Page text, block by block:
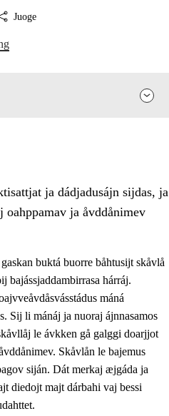
Juoge
ja dádjadusájn sijdas, ja
oahppamav ja åvddånimev
buktá buorre båhtusijt skåvlå
bajássjaddambirrasa hárráj.
máná
Sij li mánáj ja nuoraj ájnnasamos
le ávkken gå galggi doarjjot
Skåvlån le bajemus
siján. Dát merkaj æjgáda ja
diedojt majt dárbahi vaj bessi